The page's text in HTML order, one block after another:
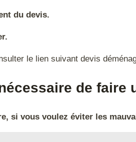
du devis.
le lien suivant devis
de faire
si vous voulez éviter les